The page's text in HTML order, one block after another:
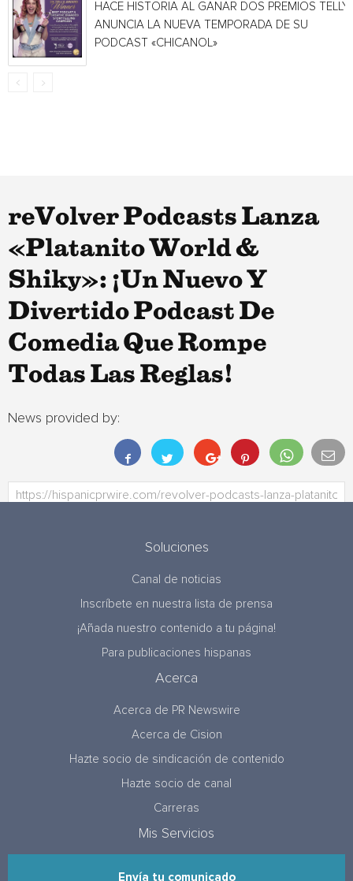
HACE HISTORIA AL GANAR DOS PREMIOS TELLY
ANUNCIA LA NUEVA TEMPORADA DE SU
PODCAST «CHICANOL»
reVolver Podcasts Lanza
«Platanito World &
Shiky»: ¡Un Nuevo Y
Divertido Podcast De
Comedia Que Rompe
Todas Las Reglas!
News provided by:
Soluciones
Canal de noticias
Inscríbete en nuestra lista de prensa
¡Añada nuestro contenido a tu página!
Para publicaciones hispanas
Acerca
Acerca de PR Newswire
Acerca de Cision
Hazte socio de sindicación de contenido
Hazte socio de canal
Carreras
Mis Servicios
Envía tu comunicado